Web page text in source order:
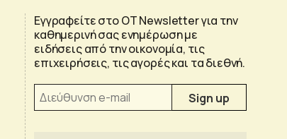
Εγγραφείτε στο OT Newsletter για την
καθημερινή σας ενημέρωση με
ειδήσεις από την οικονομία, τις
επιχειρήσεις, τις αγορές και τα διεθνή.